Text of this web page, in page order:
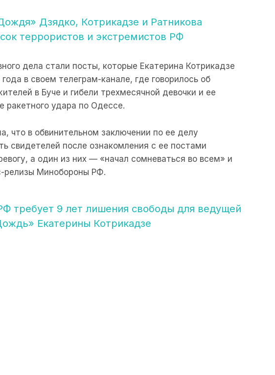
Дзядко, Котрикадзе и Ратникова
террористов и экстремистов РФ
дела стали посты, которые Екатерина Котрикадзе
в своем телеграм-канале, где говорилось об
в Буче и гибели трехмесячной девочки и ее
ракетного удара по Одессе.
что в обвинительном заключении по ее делу
свидетелей после ознакомления с ее постами
а один из них — «начал сомневаться во всем» и
релизы Минобороны РФ.
требует 9 лет лишения свободы для ведущей
Екатерины Котрикадзе